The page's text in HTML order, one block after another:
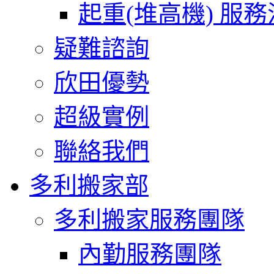
起重(堆高機) 服務
疑難諮詢
欣田優勢
超級實例
聯絡我們
多利搬家部
多利搬家服務團隊
內勤服務團隊